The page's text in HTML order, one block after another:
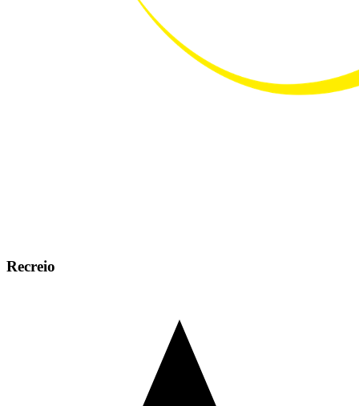
Recreio